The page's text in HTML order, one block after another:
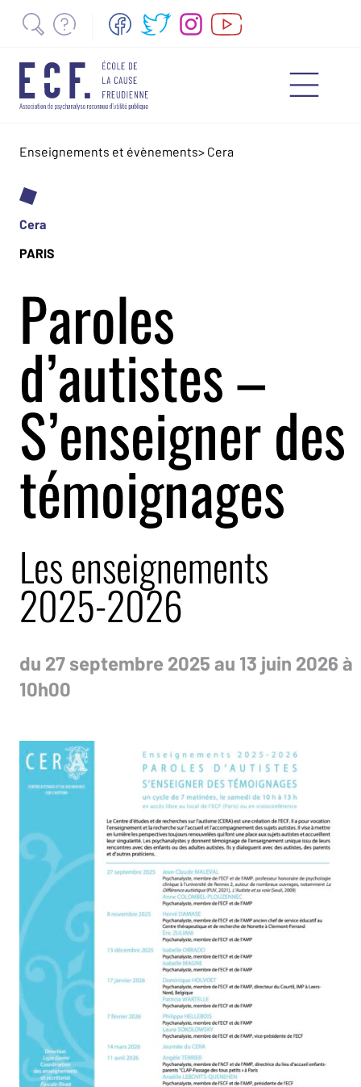
Enseignements et évènements> Cera
Cera
PARIS
Paroles
d’autistes –
S’enseigner des
témoignages
Les enseignements
2025-2026
du 27 septembre 2025 au 13 juin 2026 à
10h00